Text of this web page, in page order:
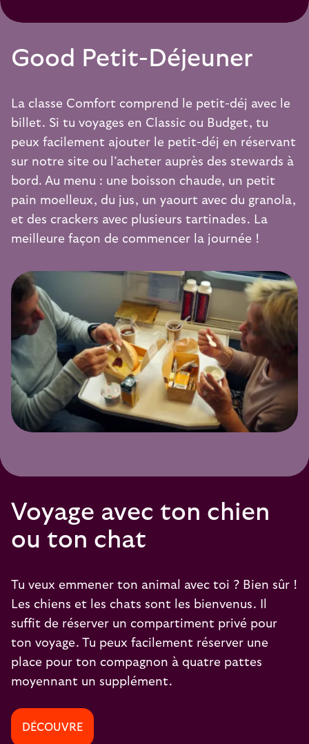
Good Petit-Déjeuner
La classe Comfort comprend le petit-déj avec le
billet. Si tu voyages en Classic ou Budget, tu
peux facilement ajouter le petit-déj en réservant
sur notre site ou l’acheter auprès des stewards à
bord. Au menu : une boisson chaude, un petit
pain moelleux, du jus, un yaourt avec du granola,
et des crackers avec plusieurs tartinades. La
meilleure façon de commencer la journée !
Voyage avec ton chien
ou ton chat
Tu veux emmener ton animal avec toi ? Bien sûr !
Les chiens et les chats sont les bienvenus. Il
suffit de réserver un compartiment privé pour
ton voyage. Tu peux facilement réserver une
place pour ton compagnon à quatre pattes
moyennant un supplément.
DÉCOUVRE